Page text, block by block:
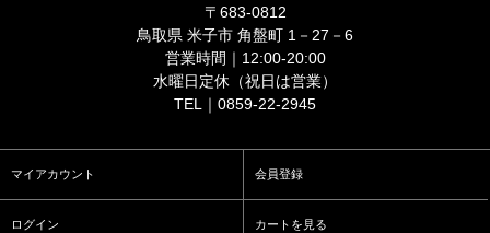
〒683-0812
鳥取県 米子市 角盤町 1－27－6
営業時間｜12:00-20:00
水曜日定休（祝日は営業）
TEL｜0859-22-2945
マイアカウント 会員登録
ログイン カートを見る